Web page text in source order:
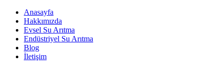
Anasayfa
Hakkımızda
Evsel Su Arıtma
Endüstriyel Su Arıtma
Blog
İletişim